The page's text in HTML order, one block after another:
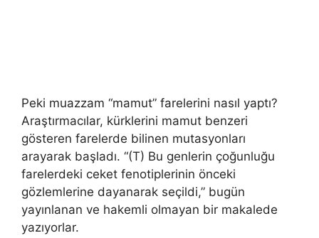
Peki muazzam “mamut” farelerini nasıl yaptı?
Araştırmacılar, kürklerini mamut benzeri
gösteren farelerde bilinen mutasyonları
arayarak başladı. “(T) Bu genlerin çoğunluğu
farelerdeki ceket fenotiplerinin önceki
gözlemlerine dayanarak seçildi,” bugün
yayınlanan ve hakemli olmayan bir makalede
yazıyorlar.